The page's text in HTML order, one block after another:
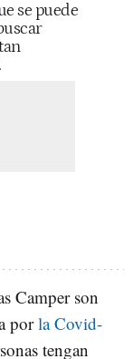
se puede
Camper son
porla Covid-
tengan